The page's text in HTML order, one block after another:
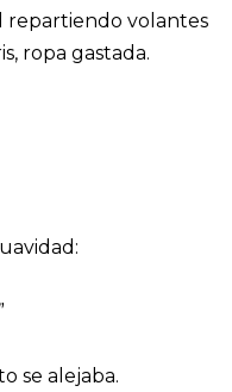
repartiendo volantes
ropa gastada.
se alejaba.